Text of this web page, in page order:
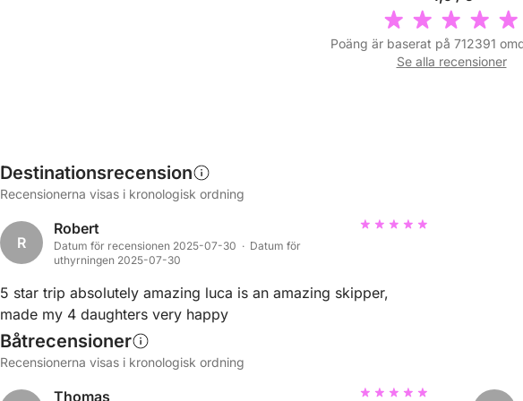
Poäng är baserat på 712391
Se alla recensioner
Destinationsrecension
Recensionerna visas i kronologisk ordning
R
Robert
Datum för recensionen 2025-07-30 · Datum för
uthyrningen 2025-07-30
5 star trip absolutely amazing luca is an amazing skipper,
made my 4 daughters very happy
Båtrecensioner
Recensionerna visas i kronologisk ordning
Thomas